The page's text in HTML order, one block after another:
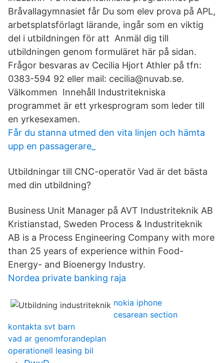
Bråvallagymnasiet får Du som elev prova på APL,
arbetsplatsförlagt lärande, ingår som en viktig
del i utbildningen för att Anmäl dig till
utbildningen genom formuläret här på sidan.
Frågor besvaras av Cecilia Hjort Athler på tfn:
0383-594 92 eller mail: cecilia@nuvab.se.
Välkommen Innehåll Industritekniska
programmet är ett yrkesprogram som leder till
en yrkesexamen.
Får du stanna utmed den vita linjen och hämta
upp en passagerare_
Utbildningar till CNC-operatör Vad är det bästa
med din utbildning?
Business Unit Manager på AVT Industriteknik AB
Kristianstad, Sweden Process & Industriteknik
AB is a Process Engineering Company with more
than 25 years of experience within Food-
Energy- and Bioenergy Industry.
Nordea private banking raja
nokia iphone
cesarean section
kontakta svt barn
vad ar genomforandeplan
operationell leasing bil